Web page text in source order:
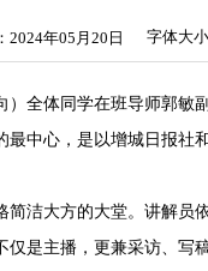
2024年05月20日 字体大
）全体同学在班导师郭敏
最中心，是以增城日报社
简洁大方的大堂。讲解员
是主播，更兼采访、写